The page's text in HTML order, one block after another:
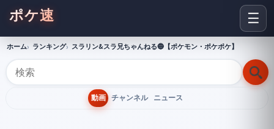
☰
ポケ速
ホーム ランキング スラリン&スラ兄ちゃんねる🔵【ポケモン・ポケポケ】
動画 チャンネル ニュース